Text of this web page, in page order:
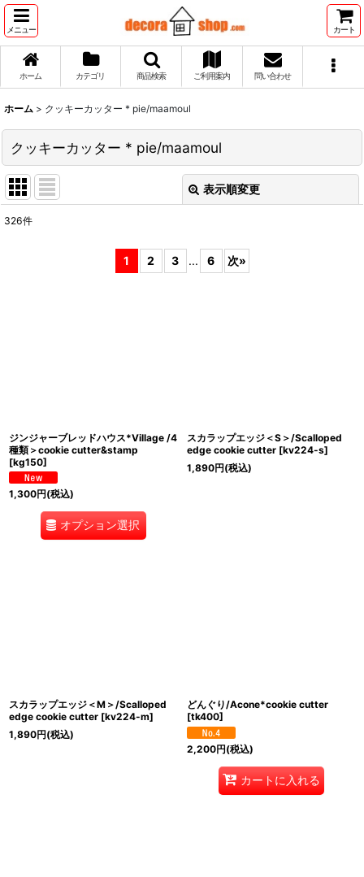
メニュー カート
ホーム カテゴリ 商品検索 ご利用案内 問い合わせ
ホーム > クッキーカッター * pie/maamoul
クッキーカッター * pie/maamoul
表示順変更
326件
1 2 3 ... 6 次»
ジンジャーブレッドハウス*Village /4
種類＞cookie cutter&stamp
[kg150]
1,300円(税込)
オプション選択
スカラップエッジ＜S＞/Scalloped
edge cookie cutter [kv224-s]
1,890円(税込)
スカラップエッジ＜M＞/Scalloped
edge cookie cutter [kv224-m]
1,890円(税込)
どんぐり/Acone*cookie cutter
[tk400]
2,200円(税込)
カートに入れる